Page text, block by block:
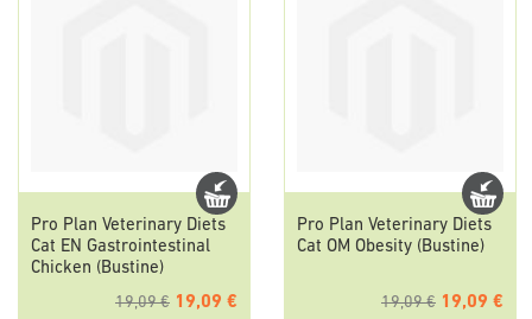
Pro Plan Veterinary Diets
Cat EN Gastrointestinal
Chicken (Bustine)
19,09 € 19,09 €
Pro Plan Veterinary Diets
Cat OM Obesity (Bustine)
19,09 € 19,09 €